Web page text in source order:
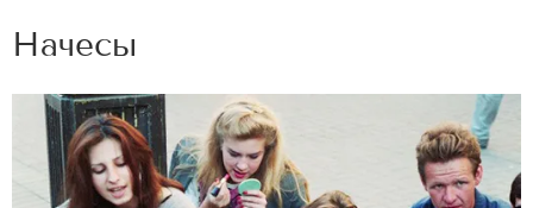
Начесы